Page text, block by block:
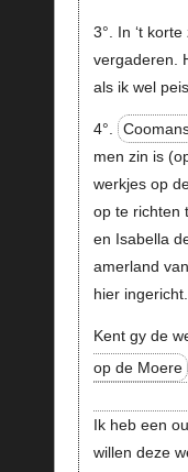
3°. In ‘t
vergaderen.
als ik wel peis.
4°.
men zin is
werkjes op
op te richten
en Isabella
amerland
hier ingericht.
Kent gy de
op de Moere
Ik heb een
willen deze